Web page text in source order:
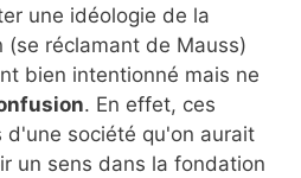
une idéologie de la
réclamant de Mauss)
bien intentionné mais ne
. En effet, ces
société qu'on aurait
un sens dans la fondation